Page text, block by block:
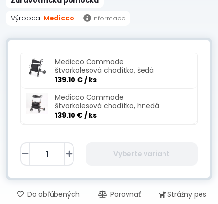
Výrobca: Medicco Informace
Medicco Commode
štvorkolesová chodítko, šedá
139.10 €/ ks
Medicco Commode
štvorkolesová chodítko, hnedá
139.10 €/ ks
Vyberte variant
Do obľúbených Porovnať Strážny pes